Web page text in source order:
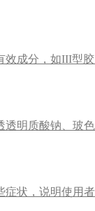
成分，如III型
明质酸钠、玻
状，说明使用